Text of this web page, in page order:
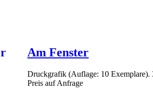
Am Fenster
Druckgrafik (Auflage: 10 Exemplare).
Preis auf Anfrage